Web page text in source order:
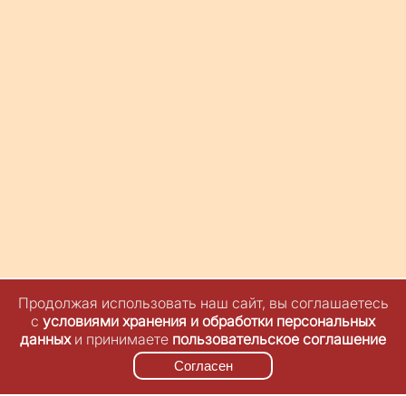
Продолжая использовать наш сайт, вы соглашаетесь
с условиями хранения и обработки персональных
данныхи принимаете пользовательское соглашение
Согласен
© Максим Семенихин, 2024-2026.Оферта
конфиденциальности